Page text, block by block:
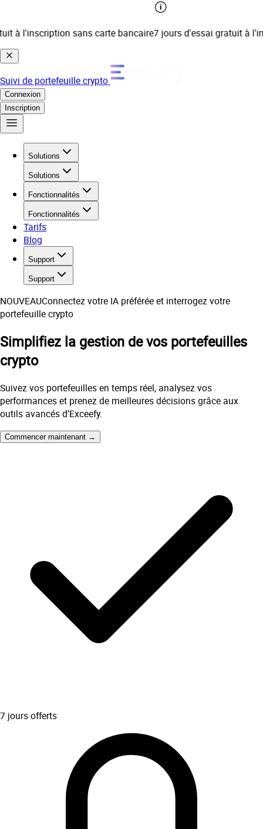
l'inscription sans carte bancaire7 jours d'essai gratuit à
Suivi de portefeuille crypto
Connexion
Inscription
Solutions
Solutions
Fonctionnalités
Fonctionnalités
Tarifs
Blog
Support
Support
NOUVEAUConnectez votre IA préférée et interrogez votre
portefeuille crypto
Simplifiez la gestion de vos portefeuilles
crypto
Suivez vos portefeuilles en temps réel, analysez vos
performances et prenez de meilleures décisions grâce aux
outils avancés d’Exceefy.
Commencer maintenant →
7 jours offerts